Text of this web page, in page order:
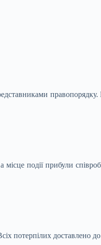
події прибули
потерпілих доставлено до